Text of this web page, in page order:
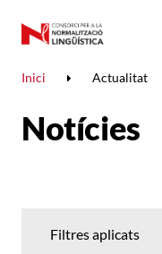
Inici Actualitat
Notícies
Filtres aplicats